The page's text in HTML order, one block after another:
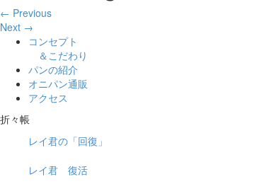
← Previous
Next →
コンセプト
＆こだわり
パンの紹介
オニパン通販
アクセス
折々帳
レイ君の「回復」
レイ君 復活